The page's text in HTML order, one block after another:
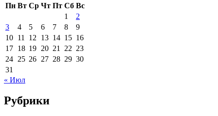
Пн Вт Ср Чт Пт Сб Вс
1
2
3
4 5 6 7 8
9
10 11 12 13 14 15 16
17 18 19 20 21 22 23
24 25 26 27 28 29 30
31
« Июл
Рубрики